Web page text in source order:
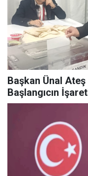
Başkan Ünal
Başlangıcın